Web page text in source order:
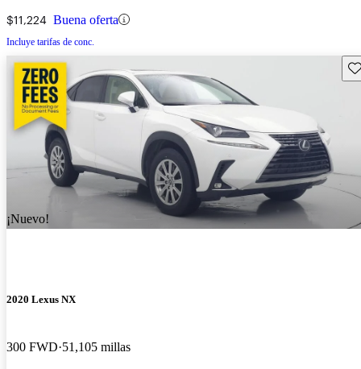
$11,224 Buena oferta
Incluye tarifas de conc.
¡Nuevo!
2020 Lexus NX
300 FWD 51,105 millas